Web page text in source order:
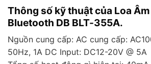
Thông số kỹ thuật của Loa
Bluetooth DB BLT-355A.
Nguồn cung cấp: AC cung cấp:
50Hz, 1A DC Input: DC12-20V @ 5A